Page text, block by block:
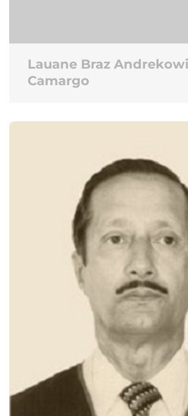
Lauane Braz
Camargo